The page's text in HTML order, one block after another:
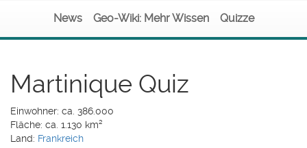
News Geo-Wiki: Mehr Wissen Quizze
Martinique Quiz
Einwohner: ca. 386.000
Fläche: ca. 1.130 km²
Land: Frankreich